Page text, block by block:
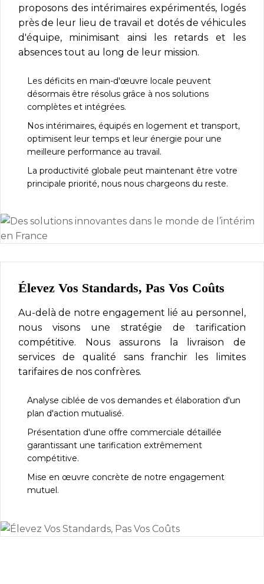
proposons des intérimaires expérimentés, logés
près de leur lieu de travail et dotés de véhicules
d'équipe, minimisant ainsi les retards et les
absences tout au long de leur mission.
Les déficits en main-d'œuvre locale peuvent
désormais être résolus grâce à nos solutions
complètes et intégrées.
Nos intérimaires, équipés en logement et transport,
optimisent leur temps et leur énergie pour une
meilleure performance au travail.
La productivité globale peut maintenant être votre
principale priorité, nous nous chargeons du reste.
Élevez Vos Standards, Pas Vos Coûts
Au-delà de notre engagement lié au personnel,
nous visons une stratégie de tarification
compétitive. Nous assurons la livraison de
services de qualité sans franchir les limites
tarifaires de nos confrères.
Analyse ciblée de vos demandes et élaboration d'un
plan d'action mutualisé.
Présentation d'une offre commerciale détaillée
garantissant une tarification extrêmement
compétitive.
Mise en œuvre concrète de notre engagement
mutuel.